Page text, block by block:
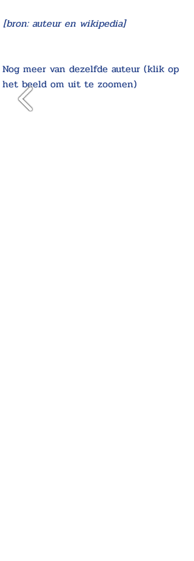
[bron: auteur en wikipedia]
Nog meer van dezelfde auteur (klik op
het beeld om uit te zoomen)